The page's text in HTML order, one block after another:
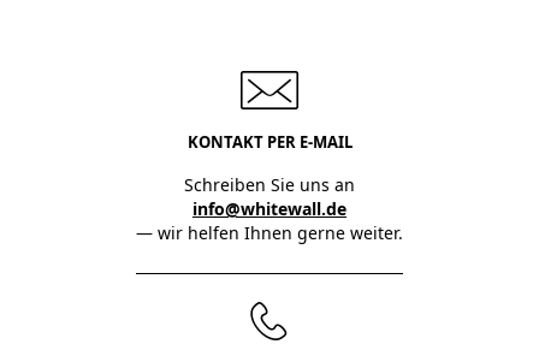
KONTAKT PER E-MAIL
Schreiben Sie uns an
info@whitewall.de
— wir helfen Ihnen gerne weiter.